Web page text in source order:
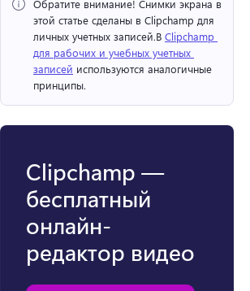
Обратите внимание! Снимки экрана в
этой статье сделаны в Clipchamp для
личных учетных записей.В Clipchamp
для рабочих и учебных учетных
записей используются аналогичные
принципы.
Clipchamp —
бесплатный
онлайн-
редактор видео